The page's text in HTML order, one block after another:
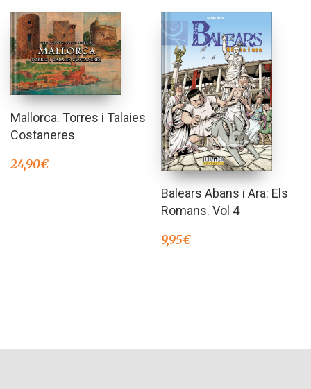
Mallorca. Torres i Talaies
Costaneres
24,90€
Balears Abans i Ara: Els
Romans. Vol 4
9,95€